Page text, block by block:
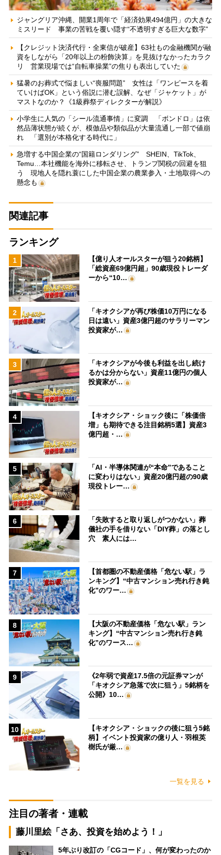
ジャングリア沖縄、開業1周年で「経済効果494億円」の大きな
ミスリード 事業の苦戦を覆い隠す“不透明すぎる巨大な数字”
【クレジット決済代行・全東信が破産】63社もの金融機関が融
資をしながら「20年以上の粉飾決算」を見抜けなかったカラク
リ 営業現場では“自転車操業”の焦りも表出していた
猛暑のお葬式で悩ましい“喪服問題” 女性は「ワンピースを着
ていけばOK」という俗説に潜む誤解、なぜ「ジャケット」が
マストなのか？《1級葬祭ディレクターが解説》
小学生に人気の「シール流通事情」に変調 「ボンドロ」は依
然品薄状態が続くが、模倣品や類似品が大量流通し一部で値崩
れ 「選別が本格化する時代に」
急増する中国企業の“国籍ロンダリング” SHEIN、TikTok、
Temu…本社機能を海外に移転させ、トランプ関税の回避を狙
う 現地人を隠れ蓑にした中国企業の農業参入・土地取得への
懸念も
関連記事
ランキング
1
【億り人オールスターが狙う20銘柄】
「総資産69億円超」90歳現役トレーダ
ーから“10…
2
「キオクシアが再び株価10万円になる
日は遠い」資産3億円超のサラリーマン
投資家が…
3
「キオクシアが今後も利益を出し続け
るかは分からない」資産11億円の個人
投資家が…
4
【キオクシア・ショック後に「株価倍
増」も期待できる注目銘柄5選】資産3
億円超・…
5
「AI・半導体関連が“本命”であること
に変わりはない」資産20億円超の90歳
現役トレー…
6
「失敗すると取り返しがつかない」葬
儀社の手を借りない「DIY葬」の落とし
穴 素人には…
7
【首都圏の不動産価格「危ない駅」ラ
ンキング】“中古マンション売れ行き鈍
化”のワー…
8
【大阪の不動産価格「危ない駅」ラン
キング】“中古マンション売れ行き鈍
化”のワース…
9
《2年弱で資産17.5倍の元証券マンが
「キオクシア急落で次に狙う」5銘柄を
公開》10…
10
【キオクシア・ショックの後に狙う5銘
柄】イベント投資家の億り人・羽根英
樹氏が厳…
一覧を見る
注目の著者・連載
藤川里絵「さあ、投資を始めよう！」
5年ぶり改訂の「CGコード」、何が変わったのか